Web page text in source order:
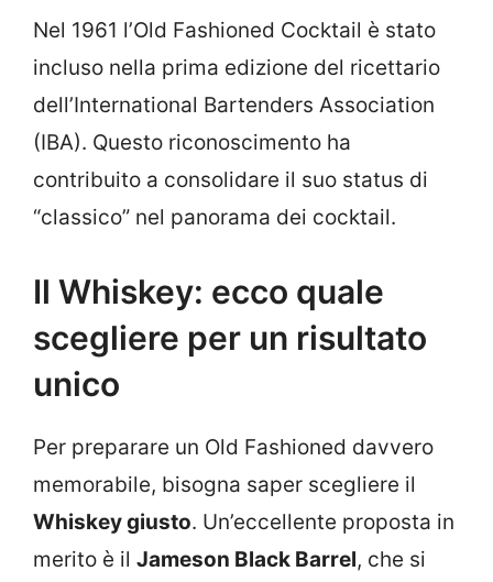
Nel 1961 l’Old Fashioned Cocktail è stato
incluso nella prima edizione del ricettario
dell’International Bartenders Association
(IBA). Questo riconoscimento ha
contribuito a consolidare il suo status di
“classico” nel panorama dei cocktail.
Il Whiskey: ecco quale
scegliere per un risultato
unico
Per preparare un Old Fashioned davvero
memorabile, bisogna saper scegliere il
Whiskey giusto. Un’eccellente proposta in
merito è il Jameson Black Barrel, che si